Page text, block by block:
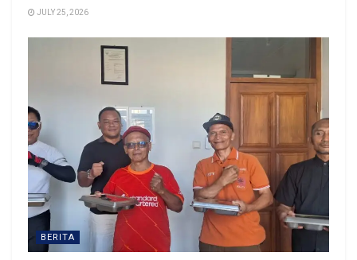
JULY 25, 2026
BERITA